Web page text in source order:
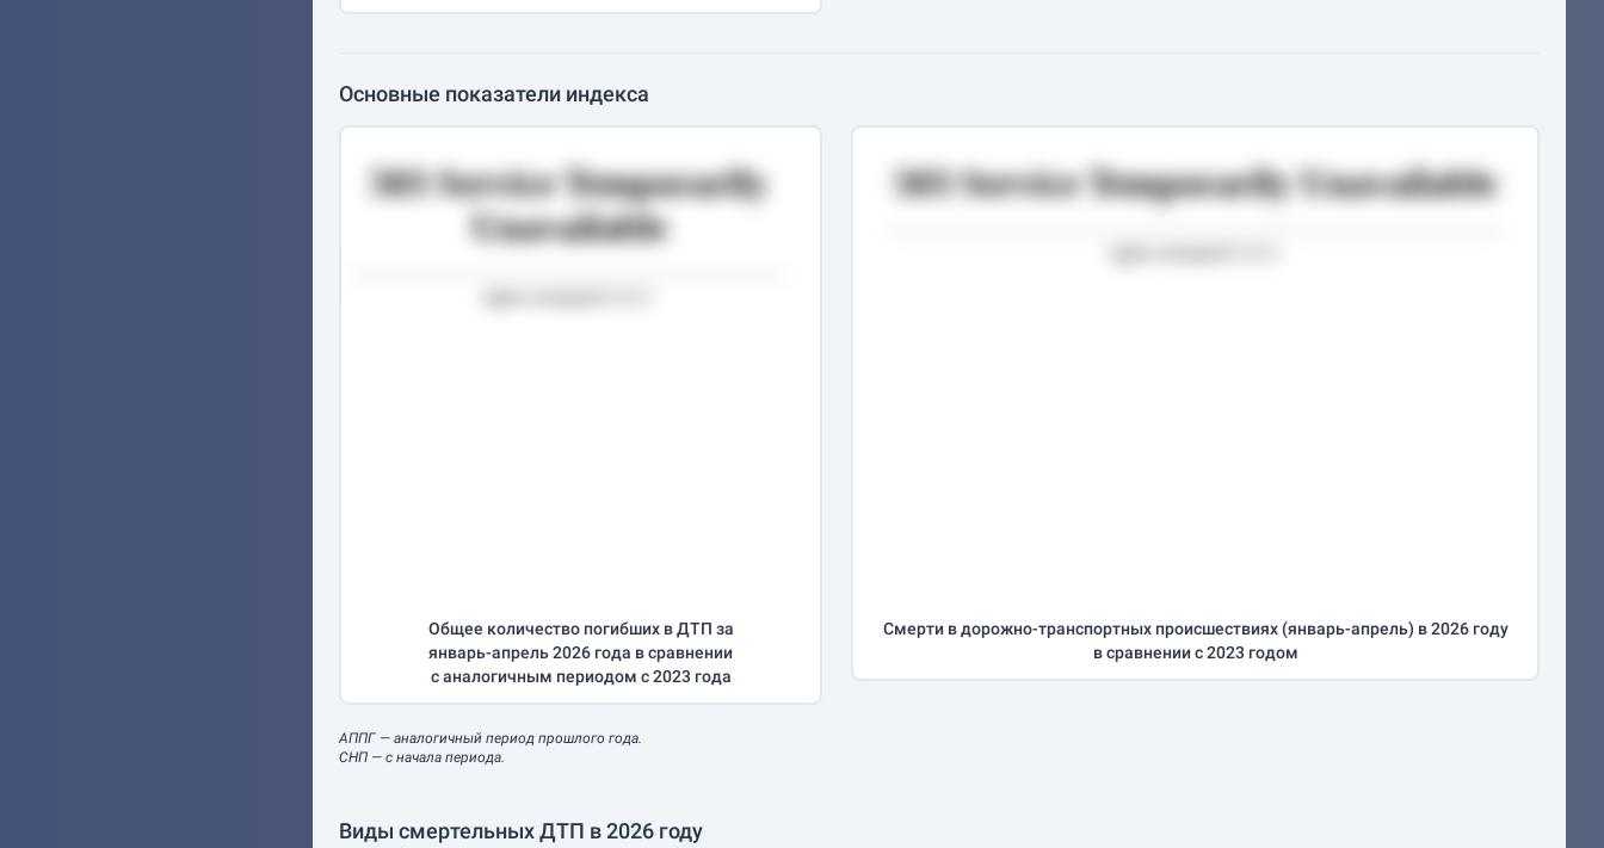
Основные показатели индекса
Общее количество погибших в ДТП за
январь-апрель2026 года в сравнении
с аналогичным периодом с 2023 года
АППГ — аналогичный период прошлого года.
СНП — с начала периода.
Смерти в дорожно-транспортных происшествиях (январь-апрель) в 2026 году
в сравнении с 2023 годом
Виды смертельных ДТП в 2026 году